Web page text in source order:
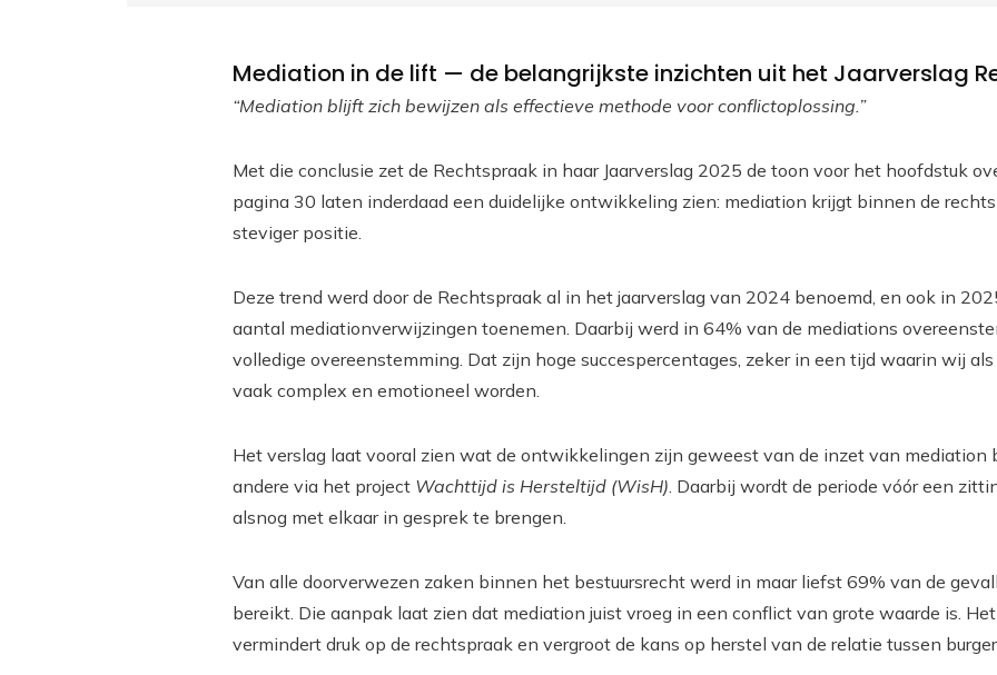
Mediation in de lift — de belangrijkste inzichten uit het Jaarverslag
“Mediation blijft zich bewijzen als effectieve methode voor conflictoplossing.”
Met die conclusie zet de Rechtspraak in haar Jaarverslag 2025 de toon voor het hoofdstuk
pagina 30 laten inderdaad een duidelijke ontwikkeling zien: mediation krijgt binnen de
steviger positie.
Deze trend werd door de Rechtspraak al in het jaarverslag van 2024 benoemd, en ook in
aantal mediationverwijzingen toenemen. Daarbij werd in 64% van de mediations
volledige overeenstemming. Dat zijn hoge succespercentages, zeker in een tijd waarin wij
vaak complex en emotioneel worden.
Het verslag laat vooral zien wat de ontwikkelingen zijn geweest van de inzet van mediation
andere via het project Wachttijd is Hersteltijd (WisH). Daarbij wordt de periode vóór een
alsnog met elkaar in gesprek te brengen.
Van alle doorverwezen zaken binnen het bestuursrecht werd in maar liefst 69% van de
bereikt. Die aanpak laat zien dat mediation juist vroeg in een conflict van grote waarde is.
vermindert druk op de rechtspraak en vergroot de kans op herstel van de relatie tussen